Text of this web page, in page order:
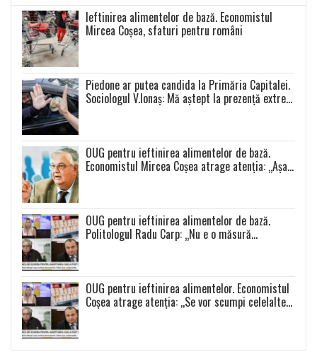
Ieftinirea alimentelor de bază. Economistul
Mircea Coșea, sfaturi pentru români
Piedone ar putea candida la Primăria Capitalei.
Sociologul V.Ionaș: Mă aștept la prezență extrem
OUG pentru ieftinirea alimentelor de bază.
Economistul Mircea Coșea atrage atenția: „Așa
OUG pentru ieftinirea alimentelor de bază.
Politologul Radu Carp: „Nu e o măsură
OUG pentru ieftinirea alimentelor. Economistul
Coșea atrage atenția: ,,Se vor scumpi celelalte